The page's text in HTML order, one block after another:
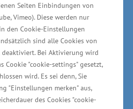
Seiten Einbindungen von
Vimeo). Diese werden nur
den Cookie-Einstellungen
sind alle Cookies von
Bei Aktivierung wird
Cookie "cookie-settings" gesetzt,
wird. Es sei denn, Sie
"Einstellungen merken" aus,
des Cookies "cookie-
Rudolph sagte zum
„Der Iran ist auf dem Weg
und
setzt dabei auf Produkte,
Investitionen aus
Qualitätsarbeit und
man sich gerne aus der